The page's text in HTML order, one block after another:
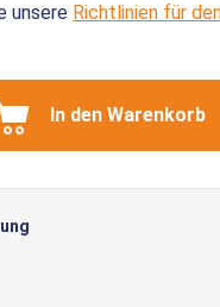
unsere Richtlinien für
In den Warenkorb